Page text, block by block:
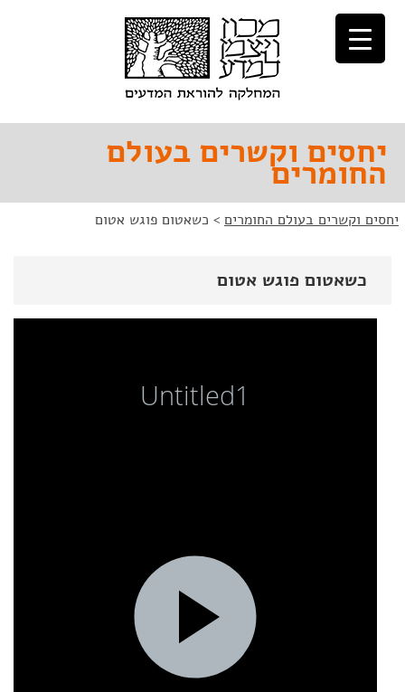
לתוכן
לניווט
יחסים וקשרים בעולם
החומרים
יחסים וקשרים בעולם החומרים > כשאטום פוגש אטום
כשאטום פוגש אטום